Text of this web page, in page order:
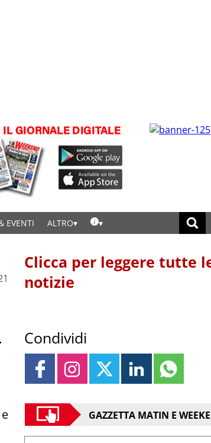
EVENTI ALTRO
Clicca per leggere tutte
notizie
Condividi
GAZZETTA MATIN E